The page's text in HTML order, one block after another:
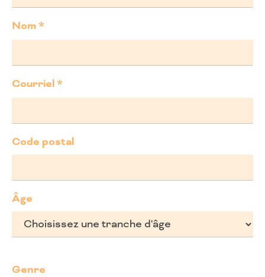
Nom*
Courriel*
Code postal
Âge
Genre